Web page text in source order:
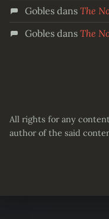
Goblesdans The
Goblesdans The
All rights for any
author of the said